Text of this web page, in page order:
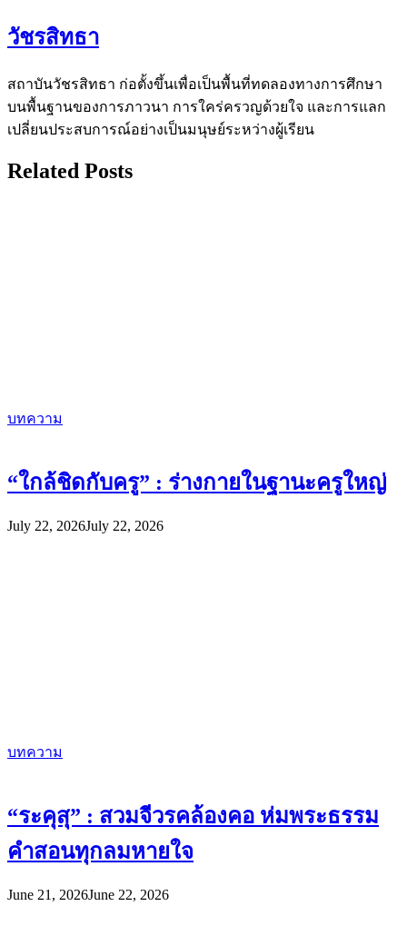
วัชรสิทธา
สถาบันวัชรสิทธา ก่อตั้งขึ้นเพื่อเป็นพื้นที่ทดลองทางการศึกษา
บนพื้นฐานของการภาวนา การใคร่ครวญด้วยใจ และการแลก
เปลี่ยนประสบการณ์อย่างเป็นมนุษย์ระหว่างผู้เรียน
Related Posts
บทความ
“ใกล้ชิดกับครู” : ร่างกายในฐานะครูใหญ่
July 22, 2026July 22, 2026
บทความ
“ระคุสุ” : สวมจีวรคล้องคอ ห่มพระธรรม
คำสอนทุกลมหายใจ
June 21, 2026June 22, 2026